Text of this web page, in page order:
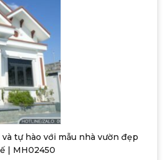
tự hào với mẫu nhà vườn đẹp
| MH02450